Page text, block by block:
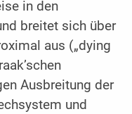
in den
breitet sich über
aus („dying
Ausbreitung der
und